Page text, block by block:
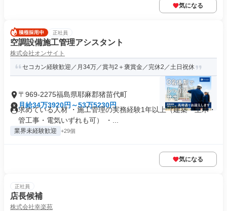
気になる
正社員
空調設備施工管理アシスタント
株式会社オンサイト
セコカン経験歓迎／月34万／賞与2＋褒賞金／完休2／土日祝休
〒969-2275福島県耶麻郡猪苗代町
月給34万3920円～53万5230円
求めている人材 ・施工管理の実務経験1年以上（建築・土木・
管工事・電気いずれも可） ・...
業界未経験歓迎 +29個
気になる
正社員
店長候補
株式会社幸楽苑